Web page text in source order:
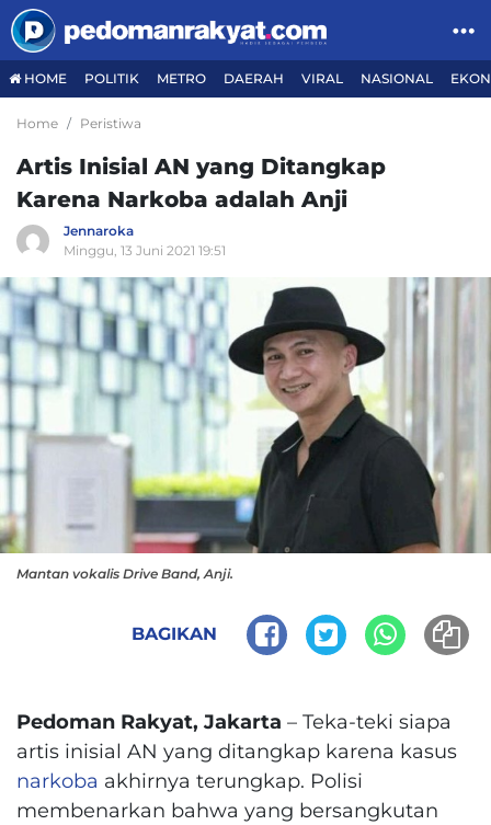
HOME POLITIK METRO DAERAH VIRAL NASIONAL
Home Peristiwa
Artis Inisial AN yang Ditangkap
Karena Narkoba adalah Anji
Jennaroka
Minggu, 13 Juni 2021 19:51
Mantan vokalis Drive Band, Anji.
BAGIKAN
Pedoman Rakyat, Jakarta – Teka-teki siapa
artis inisial AN yang ditangkap karena kasus
narkoba akhirnya terungkap. Polisi
membenarkan bahwa yang bersangkutan